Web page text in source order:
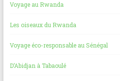
Voyage au Rwanda
Les oiseaux du Rwanda
Voyage éco-responsable au Sénégal
D’Abidjan à Tabaoulé